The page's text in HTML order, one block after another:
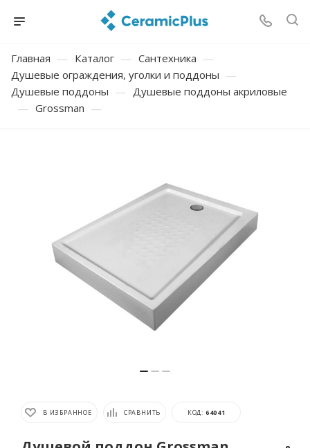
Главная — Каталог — Сантехника —
Душевые ограждения, уголки и поддоны —
Душевые поддоны — Душевые поддоны акриловые
— Grossman —
В ИЗБРАННОЕ СРАВНИТЬ КОД: 64041